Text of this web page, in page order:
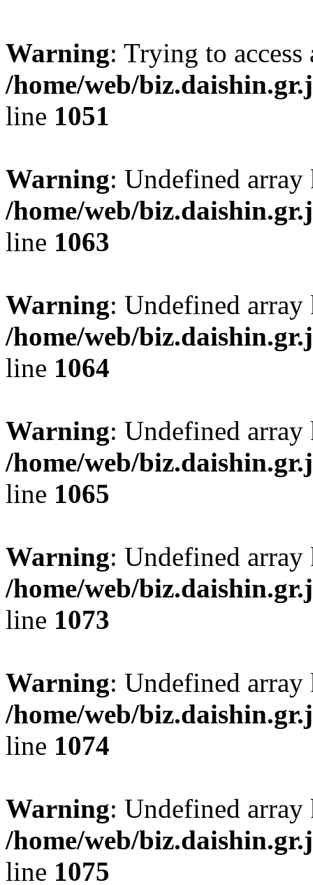
Warning: Trying to
/home/web/
line 1051
Warning: Undefined
/home/web/
line 1063
Warning: Undefined
/home/web/
line 1064
Warning: Undefined
/home/web/
line 1065
Warning: Undefined
/home/web/
line 1073
Warning: Undefined
/home/web/
line 1074
Warning: Undefined
/home/web/
line 1075